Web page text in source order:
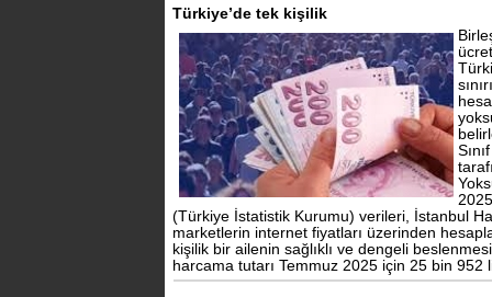
Türkiye’de tek kişilik
(Türkiye İstatistik Kurumu) verileri, İstanbul
marketlerin internet fiyatları üzerinden
kişilik bir ailenin sağlıklı ve dengeli
harcama tutarı Temmuz 2025 için 25 bin